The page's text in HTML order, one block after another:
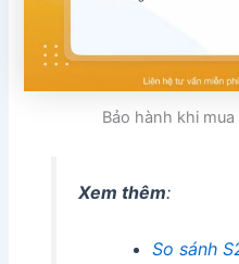
Bảo hành khi
Xem thêm:
So sánh